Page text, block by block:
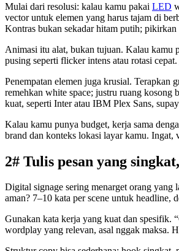
Mulai dari resolusi: kalau kamu pakai LED
vector untuk elemen yang harus tajam di
Kontras bukan sekadar hitam putih;
Animasi itu alat, bukan tujuan. Kalau kamu
pusing seperti flicker intens atau rotasi cepat.
Penempatan elemen juga krusial. Terapkan
remehkan white space; justru ruang
kuat, seperti Inter atau IBM Plex Sans,
Kalau kamu punya budget, kerja sama
brand dan konteks lokasi layar kamu. Ingat,
2# Tulis pesan yang
Digital signage sering menarget orang
aman? 7–10 kata per scene untuk headline,
Gunakan kata kerja yang kuat dan spesifik.
wordplay yang relevan, asal nggak maksa.